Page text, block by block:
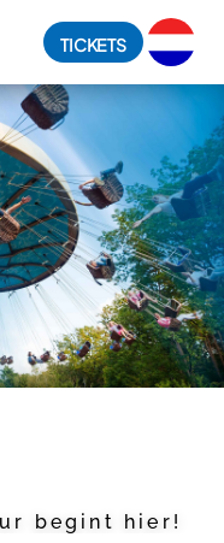
TICKETS
begint hier!